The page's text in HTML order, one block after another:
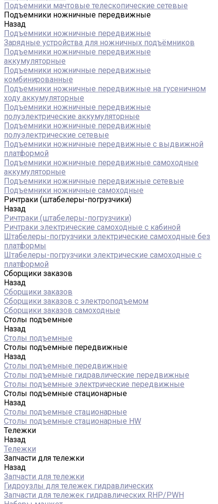
Подъемники мачтовые телескопические сетевые
Подъемники ножничные передвижные
Назад
Подъемники ножничные передвижные
Зарядные устройства для ножничных подъёмников
Подъемники ножничные передвижные
аккумуляторные
Подъемники ножничные передвижные
комбинированные
Подъемники ножничные передвижные на гусеничном
ходу аккумуляторные
Подъемники ножничные передвижные
полуэлектрические аккумуляторные
Подъемники ножничные передвижные
полуэлектрические сетевые
Подъемники ножничные передвижные с выдвижной
платформой
Подъемники ножничные передвижные самоходные
аккумуляторные
Подъемники ножничные передвижные сетевые
Подъемники ножничные самоходные
Ричтраки (штабелеры-погрузчики)
Назад
Ричтраки (штабелеры-погрузчики)
Ричтраки электрические самоходные с кабиной
Штабелеры-погрузчики электрические самоходные без
платформы
Штабелеры-погрузчики электрические самоходные с
платформой
Сборщики заказов
Назад
Сборщики заказов
Сборщики заказов с электроподъемом
Сборщики заказов самоходные
Столы подъемные
Назад
Столы подъемные
Столы подъемные передвижные
Назад
Столы подъемные передвижные
Столы подъемные гидравлические передвижные
Столы подъемные электрические передвижные
Столы подъемные стационарные
Назад
Столы подъемные стационарные
Столы подъемные стационарные HW
Тележки
Назад
Тележки
Запчасти для тележки
Назад
Запчасти для тележки
Гидроузлы для тележек гидравлических
Запчасти для тележек гидравлических RHP/PWH